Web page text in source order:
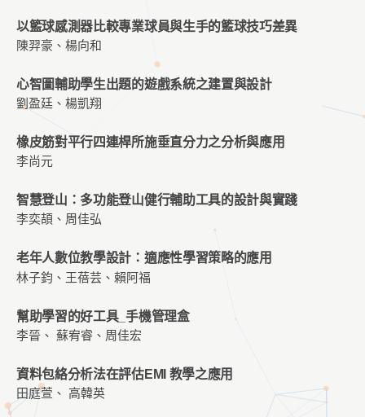
以籃球感測器比較專業球員與生手的籃球技巧差異
陳羿豪、楊向和
心智圖輔助學生出題的遊戲系統之建置與設計
劉盈廷、楊凱翔
橡皮筋對平行四連桿所施垂直分力之分析與應用
李尚元
智慧登山：多功能登山健行輔助工具的設計與實踐
李奕頡、周佳弘
老年人數位教學設計：適應性學習策略的應用
林子鈞、王蓓芸、賴阿福
幫助學習的好工具_手機管理盒
李晉、 蘇宥睿、周佳宏
資料包絡分析法在評估EMI 教學之應用
田庭萱、 高韓英